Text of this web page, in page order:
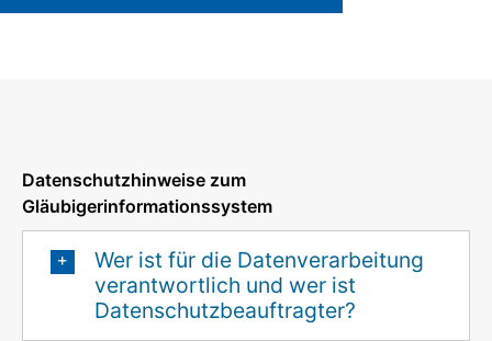
Datenschutzhinweise zum
Gläubigerinformationssystem
Wer ist für die Datenverarbeitung
verantwortlich und wer ist
Datenschutzbeauftragter?